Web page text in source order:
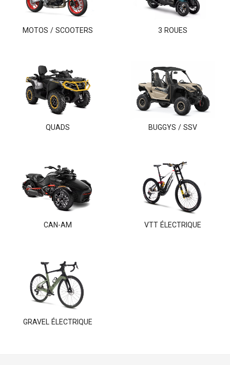
MOTOS / SCOOTERS 3 ROUES
QUADS BUGGYS / SSV
CAN-AM VTT ÉLECTRIQUE
GRAVEL ÉLECTRIQUE